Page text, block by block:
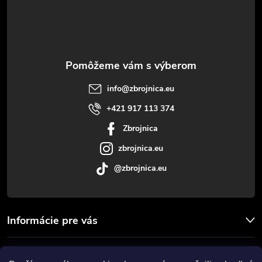
Informácie pre vás
info@zbrojnica.eu
+421 917 113 374
Zbrojnica
zbrojnica.eu
@zbrojnica.eu